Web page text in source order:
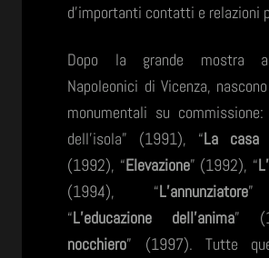
d’importanti contatti e relazioni
Dopo la grande mostra
Napoleonici di Vicenza,
monumentali su commissione:
dell’isola” (1991), “La casa
(1992), “Elevazione” (1992), “
(1994), “L’annunziatore”
“L’educazione dell’anima”
nocchiero” (1997). Tutte